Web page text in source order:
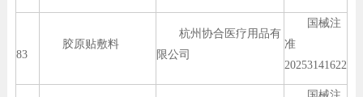
83
胶原贴敷料
杭州协合医疗用品有
限公司
国械注
准
20253141622